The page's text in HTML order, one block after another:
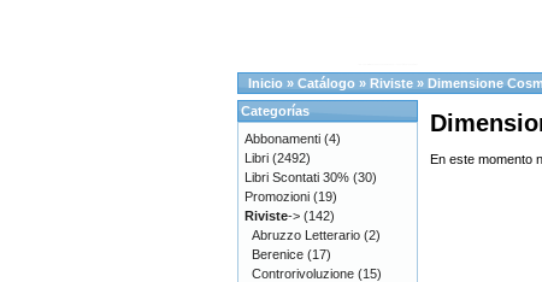
Inicio » Catálogo » Riviste » Dimensione
En este momento
Categorías
Abbonamenti (4)
Libri (2492)
Libri Scontati 30% (30)
Promozioni (19)
Riviste-> (142)
Abruzzo Letterario (2)
Berenice (17)
Controrivoluzione (15)